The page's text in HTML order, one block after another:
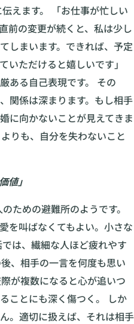
えます。 「お仕事が忙しい
前の変更が続くと、私は少し
しまいます。できれば、予定
いただけると嬉しいです」
ある自己表現です。 その
関係は深まります。もし相手
に向かないことが見えてきま
りも、自分を失わないこと
値」
ための避難所のようです。
を叫ばなくてもよい。小さな
は、繊細な人ほど疲れやす
、相手の一言を何度も思い
が複数になると心が追いつ
ことにも深く傷つく。 しか
。適切に扱えば、それは相手